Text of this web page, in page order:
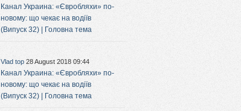
Канал Украина: «Євробляхи» по-
новому: що чекає на водіїв
(Випуск 32) | Головна тема
Vlad top 28 August 2018 09:44
Канал Украина: «Євробляхи» по-
новому: що чекає на водіїв
(Випуск 32) | Головна тема